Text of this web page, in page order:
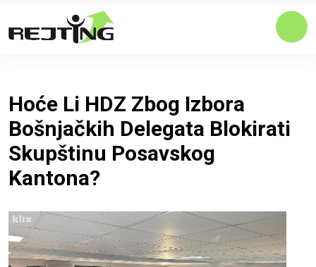
Hoće Li HDZ Zbog Izbora
Bošnjačkih Delegata Blokirati
Skupštinu Posavskog
Kantona?